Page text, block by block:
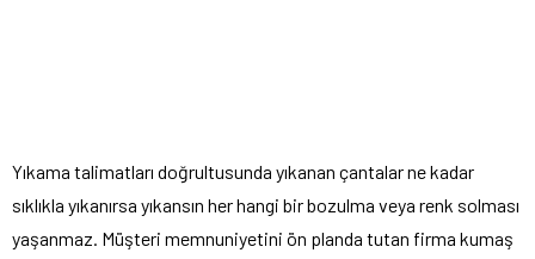
Yıkama talimatları doğrultusunda yıkanan çantalar ne kadar
sıklıkla yıkanırsa yıkansın her hangi bir bozulma veya renk solması
yaşanmaz. Müşteri memnuniyetini ön planda tutan firma kumaş